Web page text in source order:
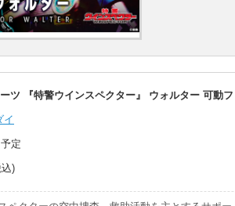
ツ 『特警ウインスペクター』 ウォルター 可動
イ
定
)